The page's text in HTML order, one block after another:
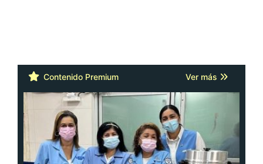
Contenido Premium Ver más